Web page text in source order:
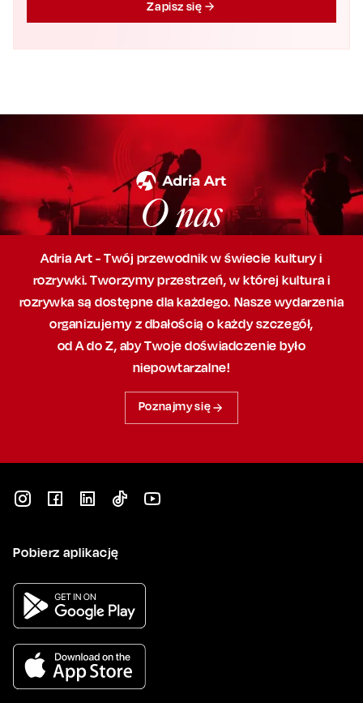
Zapisz się
O nas
Adria Art - Twój przewodnik w świecie kultury i
rozrywki. Tworzymy przestrzeń,w której kultura i
rozrywka są dostępne dla każdego. Nasze wydarzenia
organizujemy z dbałością o każdy szczegół,
od A do Z, abyTwoje doświadczenie było
niepowtarzalne!
Poznajmy się
Pobierz aplikację